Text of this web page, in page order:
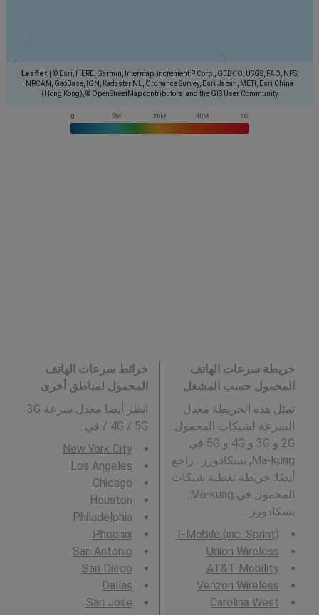
Leaflet
© Esri, HERE, Garmin, Intermap, increment P Corp., GEBCO, USGS, FAO, NPS,
NRCAN, GeoBase, IGN, Kadaster NL, Ordnance Survey, Esri Japan, METI, Esri China
(Hong Kong), © OpenStreetMap contributors, and the GIS User Community
خريطة سرعات الهاتف
المحمول حسب المشغل
تمثل هذه الخريطة معدل
السرعة لشبكات المحمول
2G و 3G و 4G و 5G في
Ma-kung, بسكادورز . راجع
أيضًا: خريطة تغطية شبكات
المحمول في Ma-kung,
بسكادورز .
T-Mobile (inc. Sprint)
Union Wireless
AT&T Mobility
Verizon Wireless
Carolina West
خرائط سرعات الهاتف
المحمول لمناطق أخرى
انظر أيضا معدل سرعة 3G
/ 4G / 5G في
:
New York City
Los Angeles
Chicago
Houston
Philadelphia
Phoenix
San Antonio
San Diego
Dallas
San Jose